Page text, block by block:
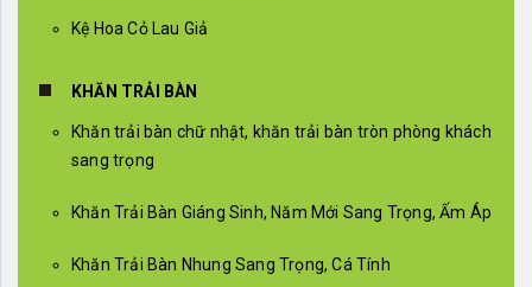
Kệ Hoa Cỏ Lau Giả
KHĂN TRẢI BÀN
Khăn trải bàn chữ nhật, khăn trải bàn tròn phòng khách
sang trọng
Khăn Trải Bàn Giáng Sinh, Năm Mới Sang Trọng, Ấm Áp
Khăn Trải Bàn Nhung Sang Trọng, Cá Tính